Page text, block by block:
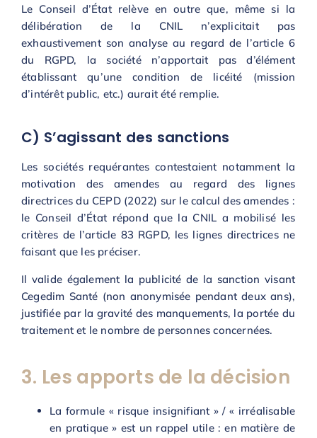
Le Conseil d’État relève en outre que, même si la
délibération de la CNIL n’explicitait pas
exhaustivement son analyse au regard de l’article 6
du RGPD, la société n’apportait pas d’élément
établissant qu’une condition de licéité (mission
d’intérêt public, etc.) aurait été remplie.
C) S’agissant des sanctions
Les sociétés requérantes contestaient notamment la
motivation des amendes au regard des lignes
directrices du CEPD (2022) sur le calcul des amendes :
le Conseil d’État répond que la CNIL a mobilisé les
critères de l’article 83 RGPD, les lignes directrices ne
faisant que les préciser.
Il valide également la publicité de la sanction visant
Cegedim Santé (non anonymisée pendant deux ans),
justifiée par la gravité des manquements, la portée du
traitement et le nombre de personnes concernées.
3. Les apports de la décision
La formule « risque insignifiant » / « irréalisable
en pratique » est un rappel utile : en matière de